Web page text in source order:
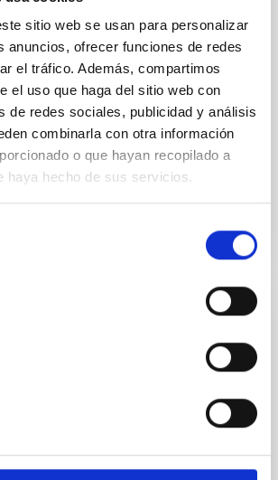
sitio web se usan para personalizar
anuncios, ofrecer funciones de redes
el tráfico. Además, compartimos
el uso que haga del sitio web con
de redes sociales, publicidad y análisis
combinarla con otra información
o que hayan recopilado a
haya hecho de sus servicios.
mechanisms. Previous photometric
than their outskirts. However,
needed to break the age-metallicity
M. et al.
6 2026
and near-resonant planetary
the end of photoevaporation
provide vital insights into the early
atmospheric evolution of planetary
mean-motion resonances, probably